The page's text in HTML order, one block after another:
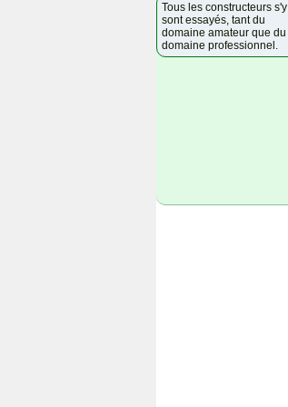
Tous les constructeurs s'y
sont essayés, tant du
domaine amateur que du
domaine professionnel.